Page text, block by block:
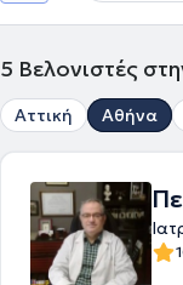
5 Βελονιστές
Αττική Αθήνα